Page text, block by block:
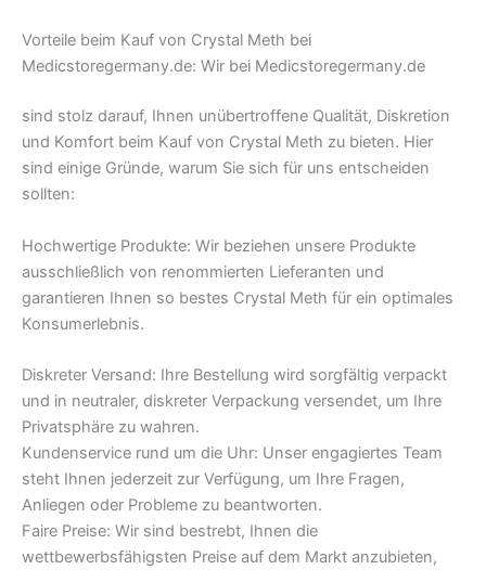
Vorteile beim Kauf von Crystal Meth bei
Medicstoregermany.de: Wir bei Medicstoregermany.de
sind stolz darauf, Ihnen unübertroffene Qualität, Diskretion
und Komfort beim Kauf von Crystal Meth zu bieten. Hier
sind einige Gründe, warum Sie sich für uns entscheiden
sollten:
Hochwertige Produkte: Wir beziehen unsere Produkte
ausschließlich von renommierten Lieferanten und
garantieren Ihnen so bestes Crystal Meth für ein optimales
Konsumerlebnis.
Diskreter Versand: Ihre Bestellung wird sorgfältig verpackt
und in neutraler, diskreter Verpackung versendet, um Ihre
Privatsphäre zu wahren.
Kundenservice rund um die Uhr: Unser engagiertes Team
steht Ihnen jederzeit zur Verfügung, um Ihre Fragen,
Anliegen oder Probleme zu beantworten.
Faire Preise: Wir sind bestrebt, Ihnen die
wettbewerbsfähigsten Preise auf dem Markt anzubieten,